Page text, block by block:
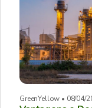
GreenYellow • 08/04/